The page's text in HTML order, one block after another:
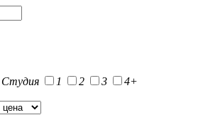
Студия 1 2 3
4+